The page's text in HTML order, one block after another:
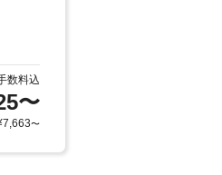
数料込
〜
7,663〜